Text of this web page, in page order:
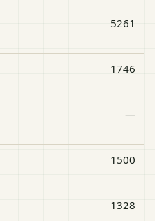
5261
1746
—
1500
1328